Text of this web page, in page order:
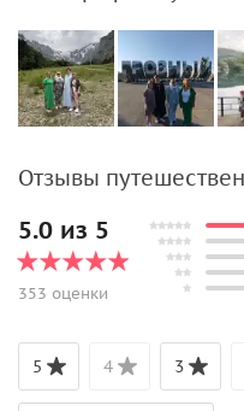
Отзывы
5.0 из 5
353 оценки
5 4 3